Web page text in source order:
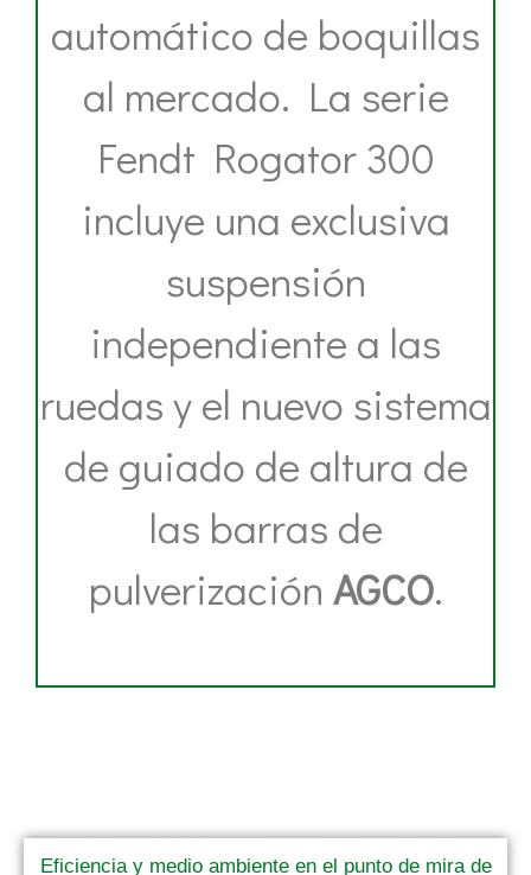
automático de boquillas
al mercado. La serie
Fendt Rogator 300
incluye una exclusiva
suspensión
independiente a las
ruedas y el nuevo sistema
de guiado de altura de
las barras de
pulverización AGCO.
Eficiencia y medio ambiente en el punto de mira de